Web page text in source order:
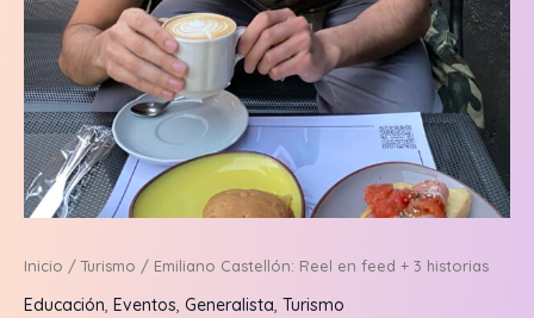
Inicio /Turismo / Emiliano Castellón: Reel en feed + 3 historias
Educación, Eventos, Generalista, Turismo